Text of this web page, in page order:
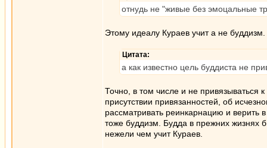
отнудь не "живые без эмоцальные
Этому идеалу Кураев учит а не
Цитата:
а как известно цель буддиста не
Точно, в том числе и не привязываться
присутствии привязанностей, об
рассматривать реинкарнацию и верить
тоже буддизм. Будда в прежних жизнях
нежели чем учит Кураев.